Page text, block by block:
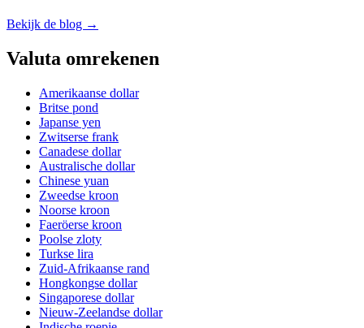
Bekijk de blog →
Valuta omrekenen
Amerikaanse dollar
Britse pond
Japanse yen
Zwitserse frank
Canadese dollar
Australische dollar
Chinese yuan
Zweedse kroon
Noorse kroon
Faeröerse kroon
Poolse zloty
Turkse lira
Zuid-Afrikaanse rand
Hongkongse dollar
Singaporese dollar
Nieuw-Zeelandse dollar